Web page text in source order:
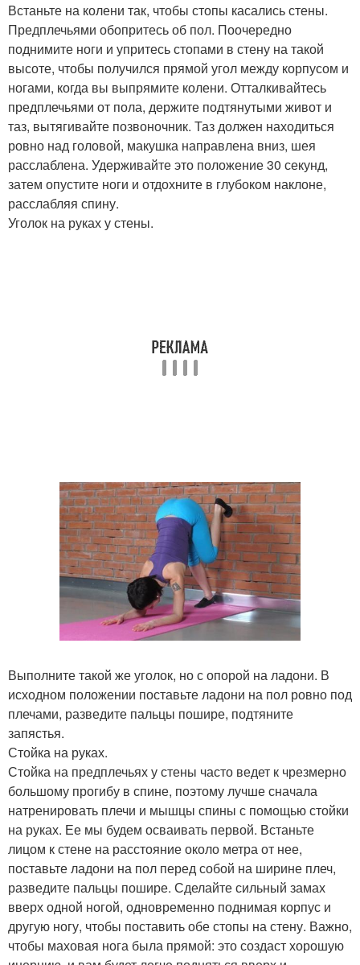
Встаньте на колени так, чтобы стопы касались стены.
Предплечьями обопритесь об пол. Поочередно
поднимите ноги и упритесь стопами в стену на такой
высоте, чтобы получился прямой угол между корпусом и
ногами, когда вы выпрямите колени. Отталкивайтесь
предплечьями от пола, держите подтянутыми живот и
таз, вытягивайте позвоночник. Таз должен находиться
ровно над головой, макушка направлена вниз, шея
расслаблена. Удерживайте это положение 30 секунд,
затем опустите ноги и отдохните в глубоком наклоне,
расслабляя спину.
Уголок на руках у стены.
Выполните такой же уголок, но с опорой на ладони. В
исходном положении поставьте ладони на пол ровно под
плечами, разведите пальцы пошире, подтяните
запястья.
Стойка на руках.
Стойка на предплечьях у стены часто ведет к чрезмерно
большому прогибу в спине, поэтому лучше сначала
натренировать плечи и мышцы спины с помощью стойки
на руках. Ее мы будем осваивать первой. Встаньте
лицом к стене на расстояние около метра от нее,
поставьте ладони на пол перед собой на ширине плеч,
разведите пальцы пошире. Сделайте сильный замах
вверх одной ногой, одновременно поднимая корпус и
другую ногу, чтобы поставить обе стопы на стену. Важно,
чтобы маховая нога была прямой: это создаст хорошую